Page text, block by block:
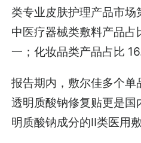
类专业皮肤护理产品市场
中医疗器械类敷料产品
一；化妆品类产品占比
报告期内，敷尔佳多个单
透明质酸钠修复贴更是
明质酸钠成分的Ⅱ类医用